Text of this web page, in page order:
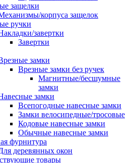
защелки
корпуса защелок
ручки
завертки
Завертки
замки
Врезные замки без ручек
Магнитные/бесшумные
замки
замки
Всепогодные навесные замки
Замки велосипедные/тросовые
Кодовые навесные замки
Обычные навесные замки
фурнитура
деревянных окон
товары